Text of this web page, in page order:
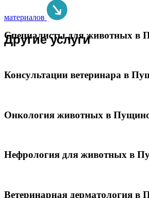
материалов
Другие услуги
Специалисты для животных в
Консультации ветеринара в
Онкология животных в
Нефрология для животных в
Ветеринарная дерматология в